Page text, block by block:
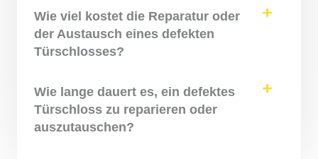
Wie viel kostet die Reparatur oder
der Austausch eines defekten
Türschlosses?
Wie lange dauert es, ein defektes
Türschloss zu reparieren oder
auszutauschen?